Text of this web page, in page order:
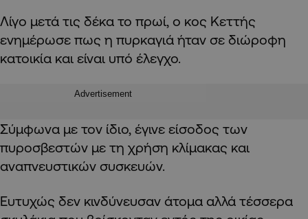
Λίγο μετά τις δέκα το πρωί, ο κος Κεττής
ενημέρωσε πως η πυρκαγιά ήταν σε διώροφη
κατοικία και είναι υπό έλεγχο.
Advertisement
Σύμφωνα με τον ίδιο, έγινε είσοδος των
πυροσβεστών με τη χρήση κλίμακας και
αναπνευστικών συσκευών.
Ευτυχώς δεν κινδύνευσαν άτομα αλλά τέσσερα